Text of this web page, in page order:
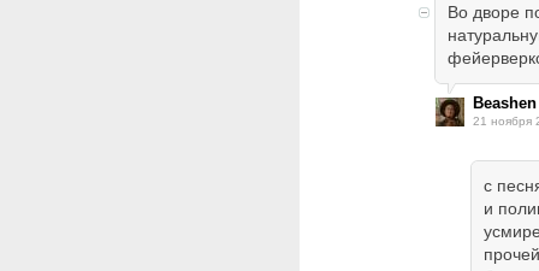
Во дворе
Beashen
21 ноября
с
и